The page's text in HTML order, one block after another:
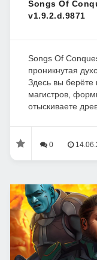
Songs Of
v1.9.2.d.9871
Songs Of
проникнутая
Здесь вы берёте
магистров,
отыскиваете
0